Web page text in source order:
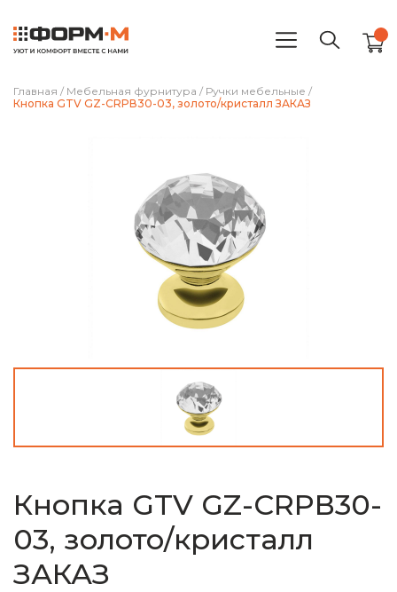
Главная / Мебельная фурнитура / Ручки мебельные /
Кнопка GTV GZ-CRPВ30-03, золото/кристалл ЗАКАЗ
Кнопка GTV GZ-CRPВ30-
03, золото/кристалл
ЗАКАЗ